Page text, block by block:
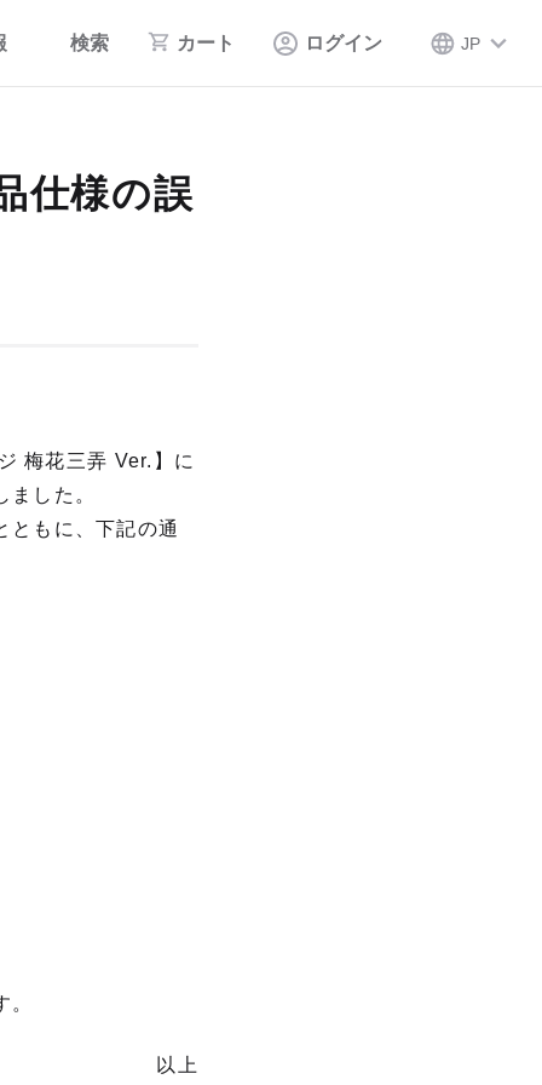
検索 カート ログイン JP
仕様の誤
梅花三弄 Ver.】に
した。
ともに、下記の通
以上